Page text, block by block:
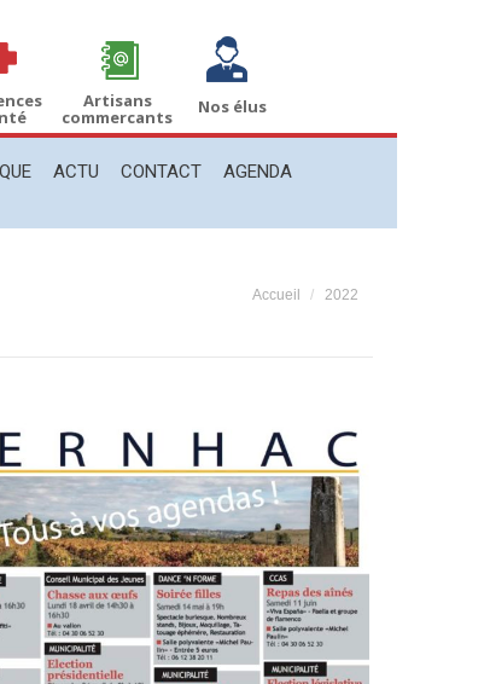
Artisans
commercants Nos élus
ACTU CONTACT AGENDA
Vous êtes ici :
Accueil 2022
CONTACT AGENDA